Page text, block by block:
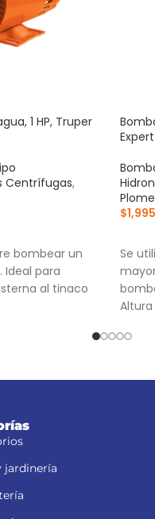
1 HP, Truper
Centrífugas,
bombear un
para
al tinaco
Expert
$
Se
jardinería